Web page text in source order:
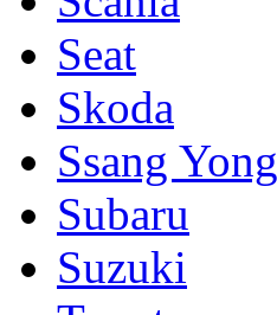
Seat
Skoda
Ssang Yong
Subaru
Suzuki